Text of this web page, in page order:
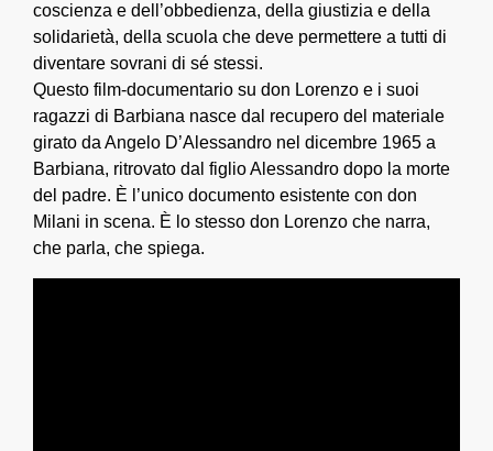
coscienza e dell’obbedienza, della giustizia e della
solidarietà, della scuola che deve permettere a tutti di
diventare sovrani di sé stessi.
Questo film-documentario su don Lorenzo e i suoi
ragazzi di Barbiana nasce dal recupero del materiale
girato da Angelo D’Alessandro nel dicembre 1965 a
Barbiana, ritrovato dal figlio Alessandro dopo la morte
del padre. È l’unico documento esistente con don
Milani in scena. È lo stesso don Lorenzo che narra,
che parla, che spiega.